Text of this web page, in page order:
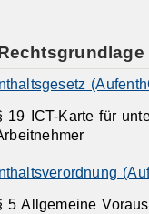
19 ICT-Karte für
5 Allgemeine